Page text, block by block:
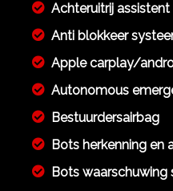
Achteruitrij assistent
Anti blokkeer
Apple carplay/
Autonomous
Bestuurdersairbag
Bots herkenning en
Bots waarschuwing